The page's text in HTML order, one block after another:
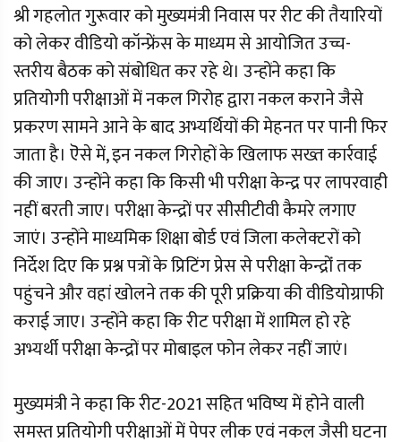
श्री गहलोत गुरूवार को मुख्यमंत्री निवास पर रीट की तैयारियों
को लेकर वीडियो कॉन्फ्रेंस के माध्यम से आयोजित उच्च-
स्तरीय बैठक को संबोधित कर रहे थे। उन्होंने कहा कि
प्रतियोगी परीक्षाओं में नकल गिरोह द्वारा नकल कराने जैसे
प्रकरण सामने आने के बाद अभ्यर्थियों की मेहनत पर पानी फिर
जाता है। ऎसे में, इन नकल गिरोहों के खिलाफ सख्त कार्रवाई
की जाए। उन्होंने कहा कि किसी भी परीक्षा केन्द्र पर लापरवाही
नहीं बरती जाए। परीक्षा केन्द्राें पर सीसीटीवी कैमरे लगाए
जाएं। उन्होंने माध्यमिक शिक्षा बोर्ड एवं जिला कलेक्टरों को
निर्देश दिए कि प्रश्न पत्रों के प्रिटिंग प्रेस से परीक्षा केन्द्राेंं तक
पहुंचने और वहां खोलने तक की पूरी प्रक्रिया की वीडियोग्राफी
कराई जाए। उन्होंने कहा कि रीट परीक्षा में शामिल हो रहे
अभ्यर्थी परीक्षा केन्द्रों पर मोबाइल फोन लेकर नहीं जाएं।
मुख्यमंत्री ने कहा कि रीट-2021 सहित भविष्य में होने वाली
समस्त प्रतियोगी परीक्षाओं में पेपर लीक एवं नकल जैसी घटना